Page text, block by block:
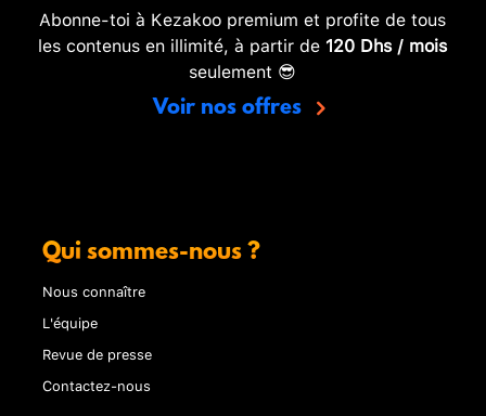
Abonne-toi à Kezakoo premium et profite de tous
les contenus en illimité, à partir de 120 Dhs / mois
seulement 😎
Voir nos offres
Qui sommes-nous ?
Nous connaître
L'équipe
Revue de presse
Contactez-nous